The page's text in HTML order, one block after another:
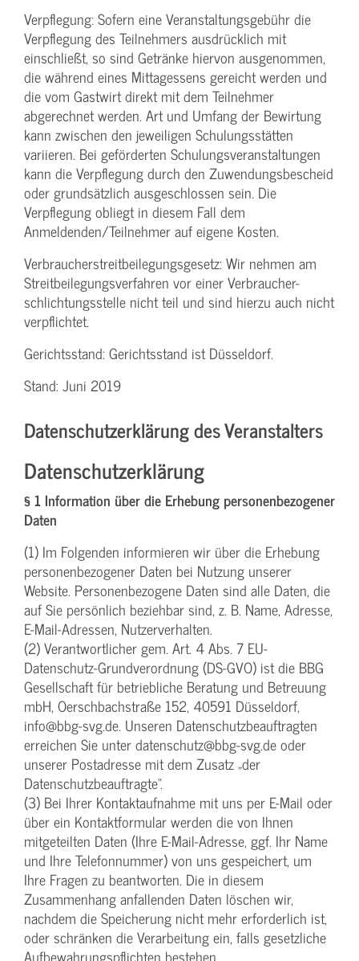
Verpflegung: Sofern eine Veranstaltungs­gebühr die
Verpflegung des Teilnehmers ausdrücklich mit
einschließt, so sind Getränke hiervon ausgenommen,
die während eines Mittagessens gereicht werden und
die vom Gastwirt direkt mit dem Teilnehmer
abgerechnet werden. Art und Umfang der Bewirtung
kann zwischen den jeweiligen Schulungsstätten
variieren. Bei geförderten Schulungs­veranstaltungen
kann die Verpflegung durch den Zuwendungs­bescheid
oder grundsätzlich ausgeschlossen sein. Die
Verpflegung obliegt in diesem Fall dem
Anmeldenden/­Teilnehmer auf eigene Kosten.
Verbraucher­streitbeilegungs­gesetz: Wir nehmen am
Streit­beilegungs­verfahren vor einer Verbraucher­
schlichtungs­stelle nicht teil und sind hierzu auch nicht
verpflichtet.
Gerichtsstand: Gerichtsstand ist Düsseldorf.
Stand: Juni 2019
Datenschutzerklärung des Veranstalters
Datenschutzerklärung
§ 1 Information über die Erhebung personenbezogener
Daten
(1) Im Folgenden informieren wir über die Erhebung
personenbezogener Daten bei Nutzung unserer
Website. Personenbezogene Daten sind alle Daten, die
auf Sie persönlich beziehbar sind, z. B. Name, Adresse,
E-Mail-Adressen, Nutzerverhalten.
(2) Verantwortlicher gem. Art. 4 Abs. 7 EU-
Datenschutz-Grundverordnung (DS-GVO) ist die BBG
Gesellschaft für betriebliche Beratung und Betreuung
mbH, Oerschbachstraße 152, 40591 Düsseldorf,
info@bbg-svg.de. Unseren Datenschutzbeauftragten
erreichen Sie unter datenschutz@bbg-svg.de oder
unserer Postadresse mit dem Zusatz „der
Datenschutzbeauftragte“.
(3) Bei Ihrer Kontaktaufnahme mit uns per E-Mail oder
über ein Kontaktformular werden die von Ihnen
mitgeteilten Daten (Ihre E-Mail-Adresse, ggf. Ihr Name
und Ihre Telefonnummer) von uns gespeichert, um
Ihre Fragen zu beantworten. Die in diesem
Zusammenhang anfallenden Daten löschen wir,
nachdem die Speicherung nicht mehr erforderlich ist,
oder schränken die Verarbeitung ein, falls gesetzliche